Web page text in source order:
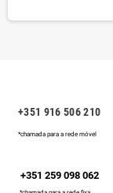
+351 916 506 210
*chamada para a rede móvel
+351 259 098 062